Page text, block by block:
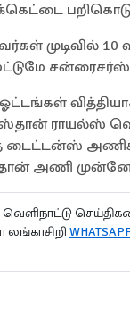
முடிவில் 10
சன்ரைசர்ஸ்
ராயல்ஸ்
டைட்டன்ஸ்
அணி
வெளிநாட்டு